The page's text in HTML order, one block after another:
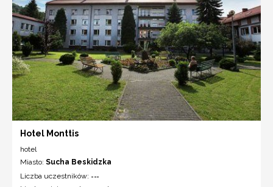
Hotel Monttis
hotel
Miasto: Sucha Beskidzka
Liczba uczestników: ---